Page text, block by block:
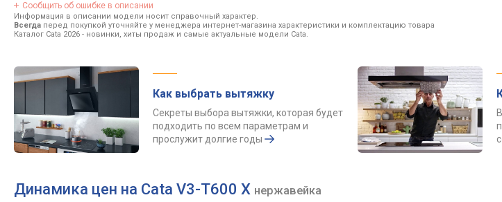
Сообщить об ошибке в описании
Информация в описании модели носит справочный характер.
Всегда перед покупкой уточняйте у менеджера интернет-магазина характеристики и комплектацию товара
Каталог Cata 2026 - новинки, хиты продаж и самые актуальные модели Cata.
Как выбрать вытяжку
Секреты выбора вытяжки, которая будет
подходить по всем параметрам и
прослужит долгие годы
Динамика цен на Cata V3-T600 X нержавейка